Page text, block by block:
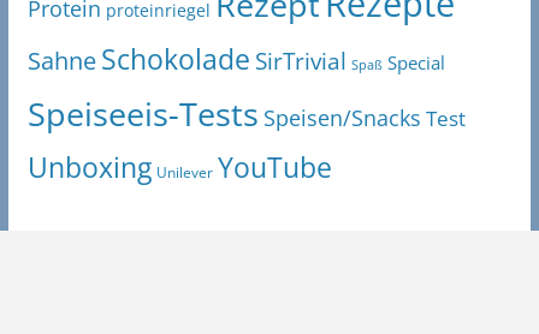
Protein proteinriegel
SahneSchokolade SirTrivial Spaß Special
Speiseeis-Tests Speisen/Snacks Test
Unboxing Unilever YouTube